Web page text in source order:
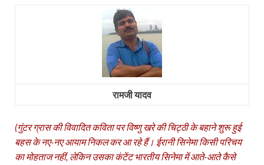
रामजी यादव
(गुंटर ग्रास की विवादित कविता पर विष्‍णु खरे की चिट्ठी के बहाने शुरू हुई
बहस के नए-नए आयाम निकल कर आ रहे हैं। ईरानी सिनेमा किसी परिचय
का मोहताज नहीं, लेकिन उसका कंटेंट भारतीय सिनेमा में आते-आते कैसे